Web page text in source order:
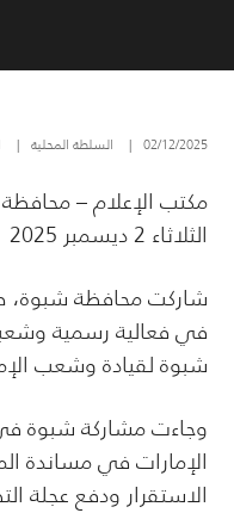
02/12/2025
| السلطة المحلية |
مكتب الإعلام –
الثلاثاء 2 ديسمبر 2025
في فعالية رسمية
شبوة لقيادة وشعب
وجاءت مشاركة شبوة في
الإمارات في مساندة
الاستقرار ودفع عجلة